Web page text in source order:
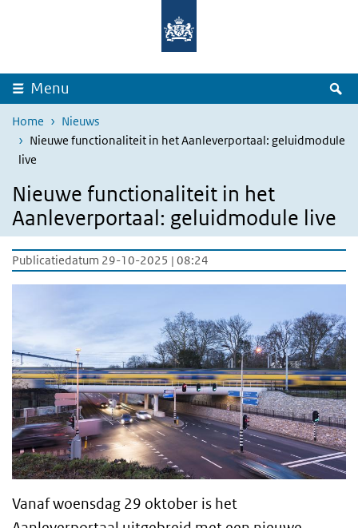
Overslaan en naar de inhoud gaan
Menu
Home
Nieuws
Nieuwe functionaliteit in het Aanleverportaal: geluidmodule
live
Nieuwe functionaliteit in het
Aanleverportaal: geluidmodule live
Publicatiedatum 29-10-2025 | 08:24
Vanaf woensdag 29 oktober is het